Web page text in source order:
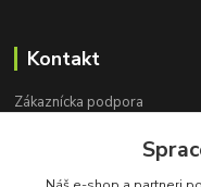
Kontakt
Zákaznícka podpora